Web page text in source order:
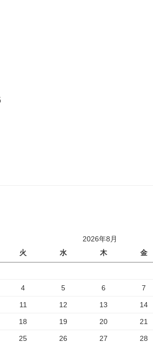
2026年8月
火 水 木 金
4 5 6 7
11 12 13 14
18 19 20 21
25 26 27 28